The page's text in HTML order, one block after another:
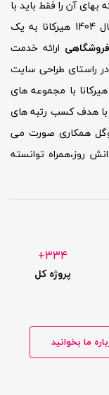
آن را فقط باید با
صرف زمان و پشتکار پرداخت کرد. امسال در سال 1404 هیرکانا به یک
ارائه خدمت
راستای طراحی سایت
با مجموعه های
هدف کسب رتبه های
همکاری صورت می
روز،همراه توانسته
334+
پروژه کل
ما بخوانید